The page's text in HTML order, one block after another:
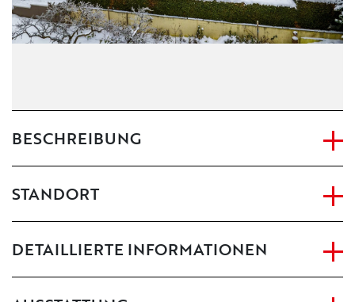
BESCHREIBUNG
STANDORT
DETAILLIERTE INFORMATIONEN